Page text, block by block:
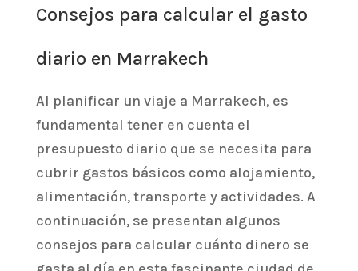
Consejos para calcular el gasto
diario en Marrakech
Al planificar un viaje a Marrakech, es
fundamental tener en cuenta el
presupuesto diario que se necesita para
cubrir gastos básicos como alojamiento,
alimentación, transporte y actividades. A
continuación, se presentan algunos
consejos para calcular cuánto dinero se